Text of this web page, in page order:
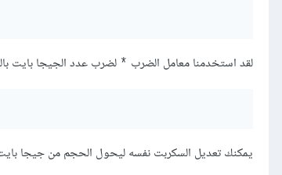
لقد استخدمنا معامل الضرب * لضرب عدد الجيجا بايت بالعدد 1024 للحصول على مكافئها
يمكنك تعديل السكربت نفسه ليحول الحجم من جيجا